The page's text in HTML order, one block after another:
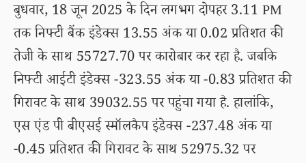
बुधवार, 18 जून 2025 के दिन लगभग दोपहर 3.11 PM
तक निफ्टी बैंक इंडेक्स 13.55 अंक या 0.02 प्रतिशत की
तेजी के साथ 55727.70 पर कारोबार कर रहा है. जबकि
निफ्टी आईटी इंडेक्स -323.55 अंक या -0.83 प्रतिशत की
गिरावट के साथ 39032.55 पर पहुंचा गया है. हालांकि,
एस एंड पी बीएसई स्मॉलकैप इंडेक्स -237.48 अंक या
-0.45 प्रतिशत की गिरावट के साथ 52975.32 पर